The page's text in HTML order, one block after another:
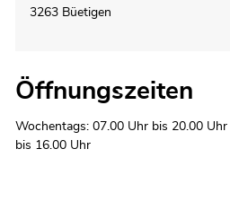
3263 Büetigen
Öffnungszeiten
Wochentags: 07.00 Uhr bis 20.00
bis 16.00 Uhr